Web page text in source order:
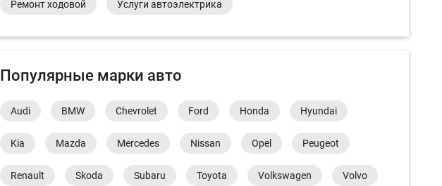
Ремонт ходовой Услуги автоэлектрика
Популярные марки авто
Audi BMW Chevrolet Ford Honda Hyundai
Kia Mazda Mercedes Nissan Opel Peugeot
Renault Skoda Subaru Toyota Volkswagen Volvo